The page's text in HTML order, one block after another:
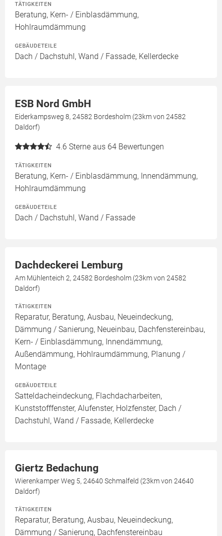
TÄTIGKEITEN
Beratung, Kern- / Einblasdämmung,
Hohlraumdämmung
GEBÄUDETEILE
Dach / Dachstuhl, Wand / Fassade, Kellerdecke
ESB Nord GmbH
Eiderkampsweg 8, 24582 Bordesholm (23km von 24582
Daldorf)
4.6 Sterne aus 64 Bewertungen
TÄTIGKEITEN
Beratung, Kern- / Einblasdämmung, Innendämmung,
Hohlraumdämmung
GEBÄUDETEILE
Dach / Dachstuhl, Wand / Fassade
Dachdeckerei Lemburg
Am Mühlenteich 2, 24582 Bordesholm (23km von 24582
Daldorf)
TÄTIGKEITEN
Reparatur, Beratung, Ausbau, Neueindeckung,
Dämmung / Sanierung, Neueinbau, Dachfenstereinbau,
Kern- / Einblasdämmung, Innendämmung,
Außendämmung, Hohlraumdämmung, Planung /
Montage
GEBÄUDETEILE
Satteldacheindeckung, Flachdacharbeiten,
Kunststofffenster, Alufenster, Holzfenster, Dach /
Dachstuhl, Wand / Fassade, Kellerdecke
Giertz Bedachung
Wierenkamper Weg 5, 24640 Schmalfeld (23km von 24640
Daldorf)
TÄTIGKEITEN
Reparatur, Beratung, Ausbau, Neueindeckung,
Dämmung / Sanierung, Dachfenstereinbau